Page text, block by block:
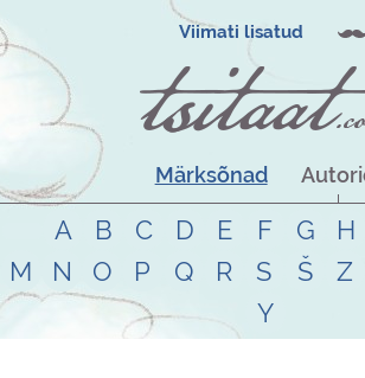
Viimati lisatud
Märksõnad
A B C D E F G H
M
N O P Q R S Š Z
Y